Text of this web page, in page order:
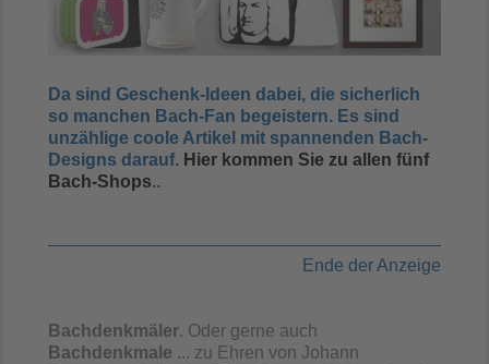
Da sind Geschenk-Ideen dabei, die sicherlich
so manchen Bach-Fan begeistern. Es sind
unzählige coole Artikel mit spannenden Bach-
Designs darauf. Hier kommen Sie zu allen fünf
Bach-Shops..
Ende der Anzeige
Bachdenkmäler. Oder gerne auch
Bachdenkmale ... zu Ehren von Johann